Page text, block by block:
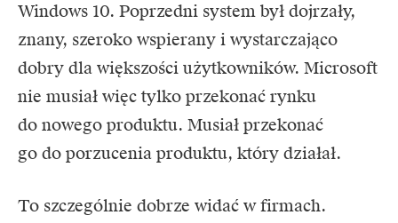
Windows 10. Poprzedni system był dojrzały,
znany, szeroko wspierany i wystarczająco
dobry dla większości użytkowników. Microsoft
nie musiał więc tylko przekonać rynku
do nowego produktu. Musiał przekonać
go do porzucenia produktu, który działał.
To szczególnie dobrze widać w firmach.